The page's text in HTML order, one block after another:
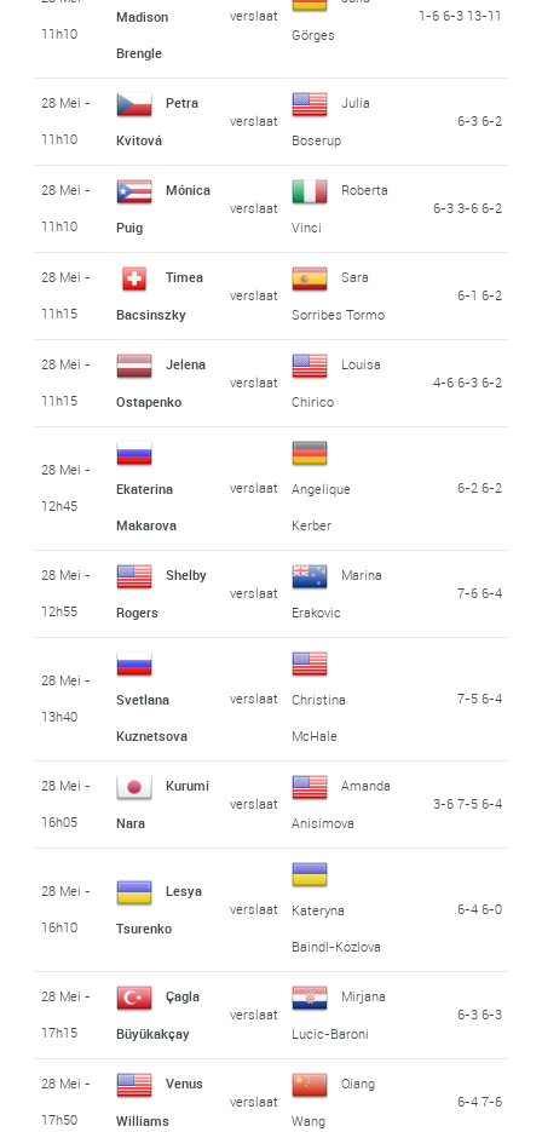
11h10
Madison
Brengle
verslaat
Görges
1-6 6-3 13-11
28 Mei -
11h10
Petra
Kvitová
verslaat
Julia
Boserup
6-3 6-2
28 Mei -
11h10
Mónica
Puig
verslaat
Roberta
Vinci
6-3 3-6 6-2
28 Mei -
11h15
Timea
Bacsinszky
verslaat
Sara
Sorribes Tormo
6-1 6-2
28 Mei -
11h15
Jelena
Ostapenko
verslaat
Louisa
Chirico
4-6 6-3 6-2
28 Mei -
12h45
Ekaterina
Makarova
verslaat
Angelique
Kerber
6-2 6-2
28 Mei -
12h55
Shelby
Rogers
verslaat
Marina
Erakovic
7-6 6-4
28 Mei -
13h40
Svetlana
Kuznetsova
verslaat
Christina
McHale
7-5 6-4
28 Mei -
16h05
Kurumi
Nara
verslaat
Amanda
Anisimova
3-6 7-5 6-4
28 Mei -
16h10
Lesya
Tsurenko
verslaat
Kateryna
Baindl-Kozlova
6-4 6-0
28 Mei -
17h15
Çagla
Büyükakçay
verslaat
Mirjana
Lucic-Baroni
6-3 6-3
28 Mei -
17h50
Venus
Williams
verslaat
Qiang
Wang
6-4 7-6